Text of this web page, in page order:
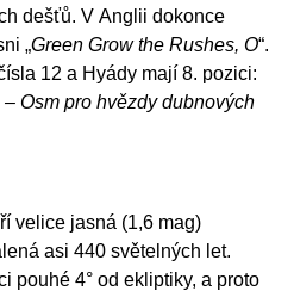
dešťů. V Anglii dokonce
„Green Grow the Rushes, O“.
12 a Hyády mají 8. pozici:
– Osm pro hvězdy dubnových
velice jasná (1,6 mag)
asi 440 světelných let.
pouhé 4° od ekliptiky, a proto